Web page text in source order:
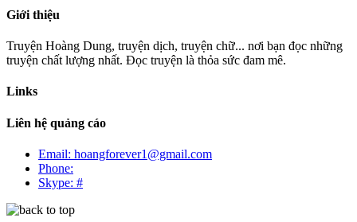
Giới thiệu
Truyện Hoàng Dung, truyện dịch, truyện chữ... nơi bạn đọc những
truyện chất lượng nhất. Đọc truyện là thỏa sức đam mê.
Links
Liên hệ quảng cáo
Email: hoangforever1@gmail.com
Phone:
Skype: #